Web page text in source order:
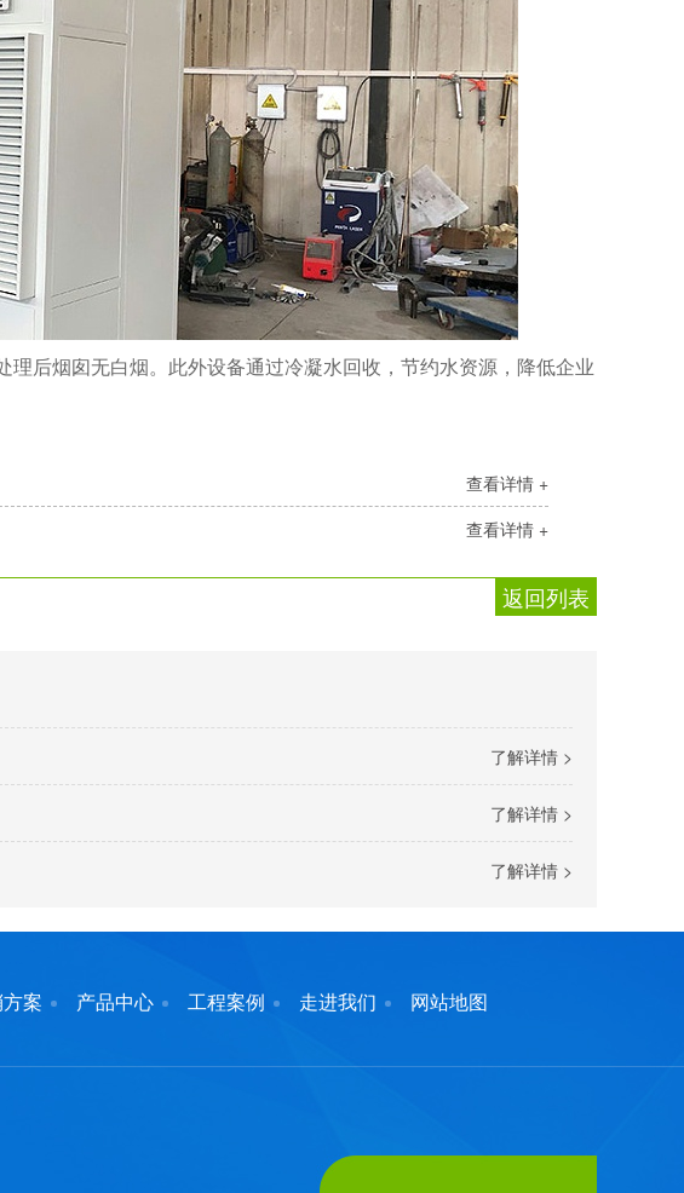
理后烟囱无白烟。此外设备通过冷凝水回收，节约水资源，降低企业
查看详情 +
查看详情 +
返回列表
了解详情 >
了解详情 >
了解详情 >
案 产品中心 工程案例 走进我们 网站地图